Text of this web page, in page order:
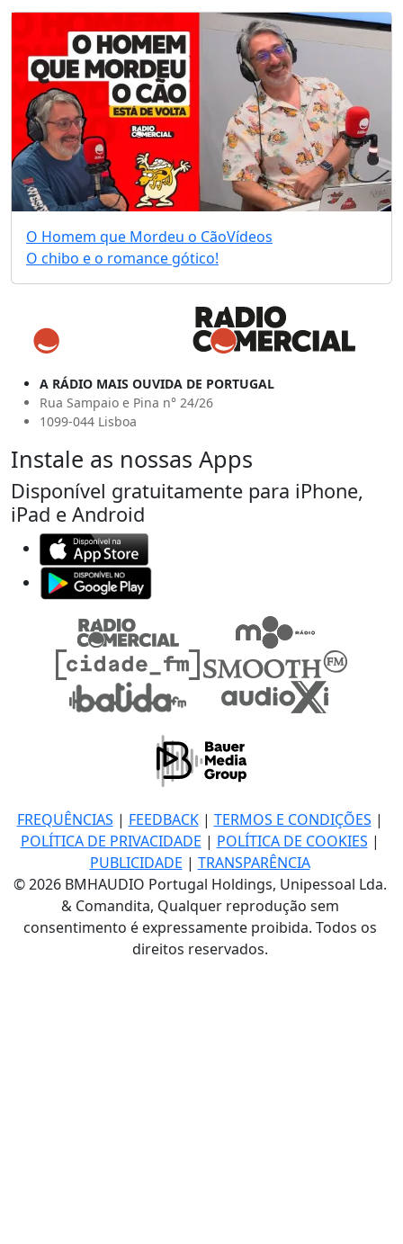
O Homem que Mordeu o CãoVídeos
O chibo e o romance gótico!
A RÁDIO MAIS OUVIDA DE PORTUGAL
Rua Sampaio e Pina n° 24/26
1099-044 Lisboa
Instale as nossas Apps
Disponível gratuitamente para iPhone,
iPad e Android
FREQUÊNCIAS | FEEDBACK| TERMOS E CONDIÇÕES |
POLÍTICA DE PRIVACIDADE | POLÍTICA DE COOKIES |
PUBLICIDADE | TRANSPARÊNCIA
© 2026 BMHAUDIO Portugal Holdings, Unipessoal Lda.
& Comandita, Qualquer reprodução sem
consentimento é expressamente proibida. Todos os
direitos reservados.